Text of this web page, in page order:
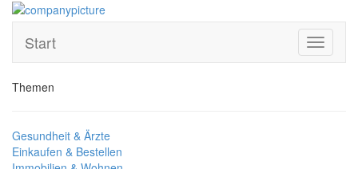
Toggle
Start
Themen
Gesundheit & Ärzte
Einkaufen & Bestellen